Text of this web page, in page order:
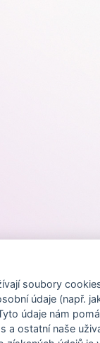
soubory
údaje (např.
údaje nám
a ostatní naše